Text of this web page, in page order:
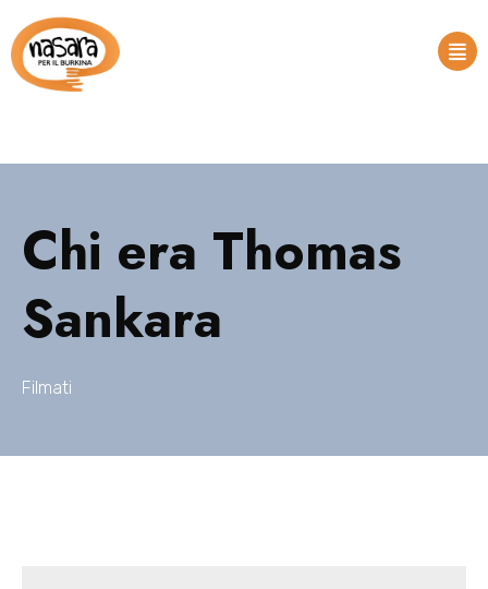
Chi era Thomas
Sankara
Filmati